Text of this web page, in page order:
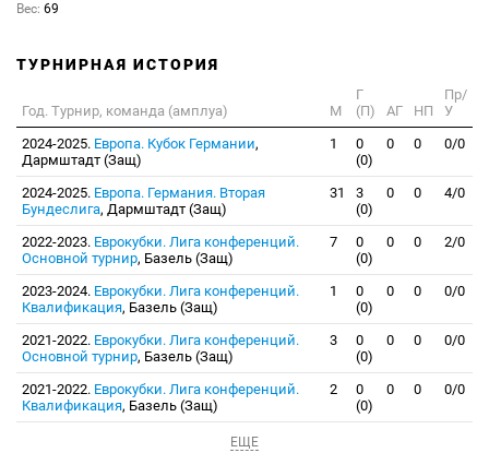
Вес: 69
ТУРНИРНАЯ ИСТОРИЯ
Год. Турнир, команда (амплуа) М
Г
(П)
АГ НП
Пр/
У
2024-2025. Европа. Кубок Германии,
Дармштадт (Защ)
1
0
(0)
0 0 0/0
2024-2025. Европа. Германия. Вторая
Бундеслига, Дармштадт (Защ)
31
3
(0)
0 0 4/0
2022-2023. Еврокубки. Лига конференций.
Основной турнир, Базель (Защ)
7
0
(0)
0 0 2/0
2023-2024. Еврокубки. Лига конференций.
Квалификация, Базель (Защ)
1
0
(0)
0 0 0/0
2021-2022. Еврокубки. Лига конференций.
Основной турнир, Базель (Защ)
3
0
(0)
0 0 0/0
2021-2022. Еврокубки. Лига конференций.
Квалификация, Базель (Защ)
2
0
(0)
0 0 0/0
ЕЩЕ